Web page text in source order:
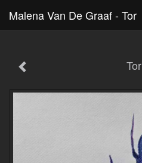
Malena Van De Graaf - Tor
Tor